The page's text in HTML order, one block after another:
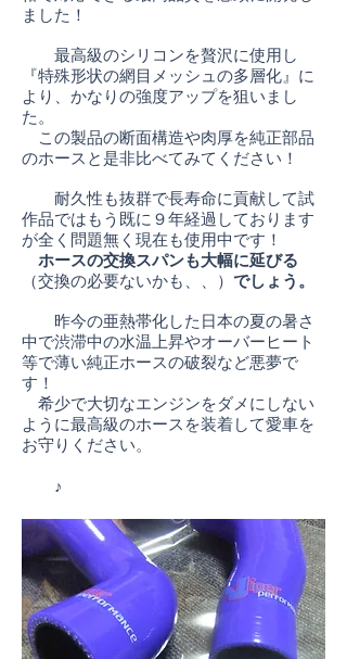
ました！
最高級のシリコンを贅沢に使用し
『特殊形状の網目メッシュの多層化』に
より、かなりの強度アップを狙いまし
た。​
この製品の断面構造や肉厚を純正部品
のホースと是非比べてみてください！​
耐久性も抜群で長寿命に貢献して試
作品ではもう既に９年経過しております
が全く問題無く現在も使用中です！
ホースの交換スパンも大幅に延びる
（交換の必要ないかも、、） でしょう。
昨今の亜熱帯化した日本の夏の暑さ
中で渋滞中の水温上昇やオーバーヒート
等で薄い純正ホースの破裂など悪夢で
す！
希少で大切なエンジンをダメにしない
ように最高級のホースを装着して愛車を
お守りください。
♪